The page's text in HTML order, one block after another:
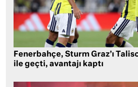
Fenerbahçe, Sturm Graz’ı
ile geçti, avantajı kaptı